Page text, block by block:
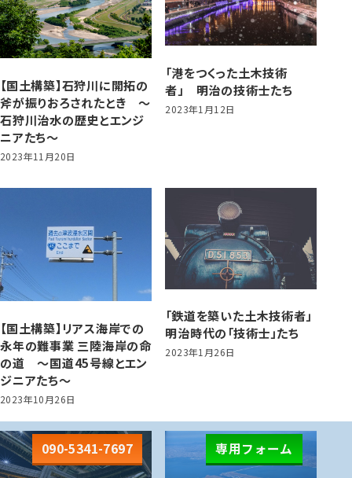
【国土構築】石狩川に開拓の
斧が振りおろされたとき ～
石狩川治水の歴史とエンジ
ニアたち～
2023年11月20日
「港をつくった土木技術
者」 明治の技術士たち
2023年1月12日
【国土構築】リアス海岸での
永年の難事業 三陸海岸の命
の道 ～国道45号線とエン
ジニアたち～
2023年10月26日
「鉄道を築いた土木技術者」
明治時代の「技術士」たち
2023年1月26日
090-5341-7697 専用フォーム